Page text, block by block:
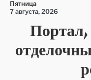
Перейти
содержимому
Пятница
7 августа, 2026